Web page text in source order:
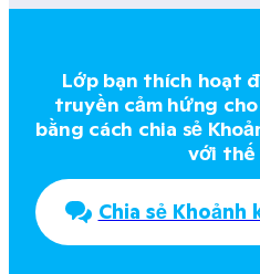
Lớp bạn thích hoạt
truyền cảm hứng
bằng cách chia sẻ
với thế
Chia sẻ Khoảnh